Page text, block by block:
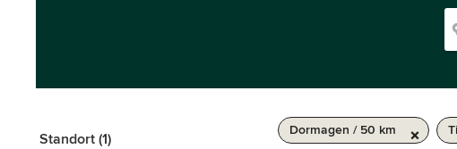
Standort (1)
Dormagen / 50 km